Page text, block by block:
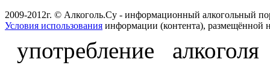
2009-2012г. © Алкоголь.Су - информационный алкогольный
Условия использования информации (контента), размещённой
употребление